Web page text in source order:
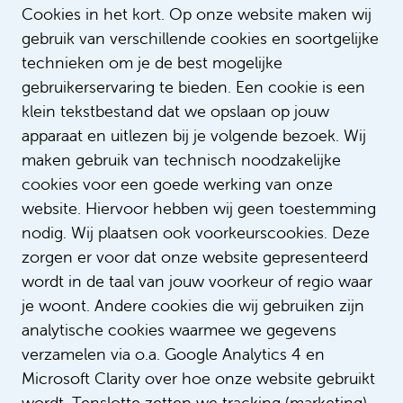
Cookies in het kort. Op onze website maken wij
gebruik van verschillende cookies en soortgelijke
technieken om je de best mogelijke
gebruikerservaring te bieden. Een cookie is een
klein tekstbestand dat we opslaan op jouw
apparaat en uitlezen bij je volgende bezoek. Wij
maken gebruik van technisch noodzakelijke
cookies voor een goede werking van onze
website. Hiervoor hebben wij geen toestemming
nodig. Wij plaatsen ook voorkeurscookies. Deze
zorgen er voor dat onze website gepresenteerd
wordt in de taal van jouw voorkeur of regio waar
je woont. Andere cookies die wij gebruiken zijn
analytische cookies waarmee we gegevens
verzamelen via o.a. Google Analytics 4 en
Microsoft Clarity over hoe onze website gebruikt
Lees meer verhalen
Digdem combineert zorg met